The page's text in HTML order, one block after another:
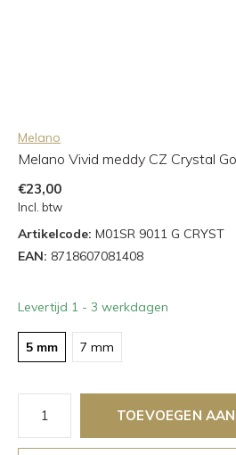
Melano
Melano Vivid meddy CZ Crystal
€23,00
Incl. btw
Artikelcode: M01SR 9011 G CRYST
EAN: 8718607081408
Levertijd 1 - 3 werkdagen
5 mm 7 mm
TOEVOEGEN